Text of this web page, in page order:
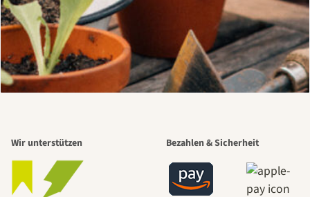
Wir unterstützen Bezahlen & Sicherheit